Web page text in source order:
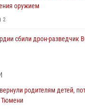
оружием
2
сбили дрон-разведчик
на Урале
родителям детей,
Тюмени